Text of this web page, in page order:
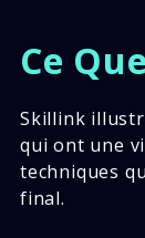
Ce
Skillink
qui ont une
techniques
final.